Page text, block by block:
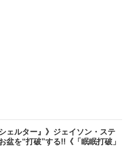
ェルター』》ジェイソン・ステ
盆を“打破”する!!《「眠眠打破」